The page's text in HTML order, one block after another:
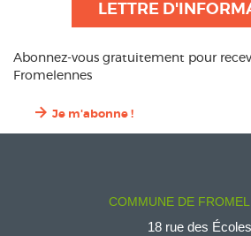
LETTRE
Abonnez-vous gratuitement pour
Fromelennes
Je m'abonne !
COMMUNE DE
18 rue des Écoles